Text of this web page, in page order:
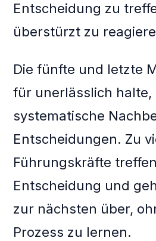
Entscheidung zu
überstürzt zu
Die fünfte und letzte
für unerlässlich halte,
systematische
Entscheidungen. Zu
Führungskräfte
Entscheidung und
zur nächsten über,
Prozess zu lernen.